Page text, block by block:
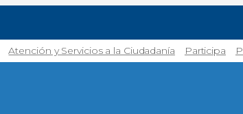
Atención y Servicios a la Ciudadanía Participa